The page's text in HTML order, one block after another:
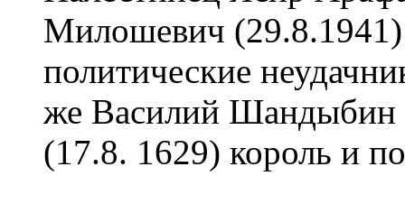
Милошевич
политические
же Василий Шандыбин
(17.8. 1629) король и